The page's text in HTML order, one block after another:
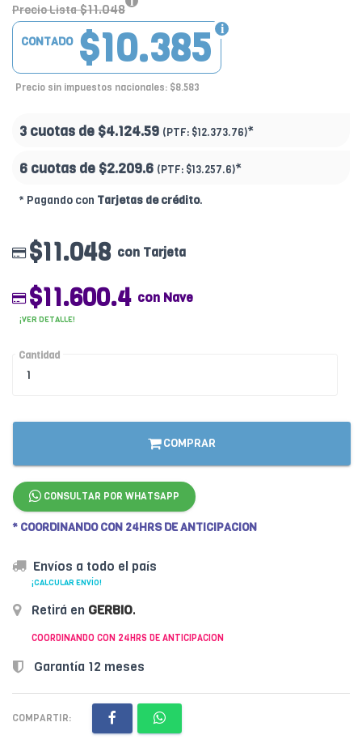
Precio Lista $11.048
$10.385
CONTADO
Precio sin impuestos nacionales: $8.583
3 cuotas de $4.124.59 (PTF: $12.373.76)*
6 cuotas de $2.209.6 (PTF: $13.257.6)*
* Pagando con Tarjetas de crédito.
$11.048 con Tarjeta
$11.600.4 con Nave
¡VER DETALLE!
Cantidad
COMPRAR
CONSULTAR POR WHATSAPP
* COORDINANDO CON 24HRS DE ANTICIPACION
Envíos a todo el país
¡CALCULAR ENVÍO!
Retirá en GERBIO.
COORDINANDO CON 24HRS DE ANTICIPACION
Garantía 12 meses
COMPARTIR: